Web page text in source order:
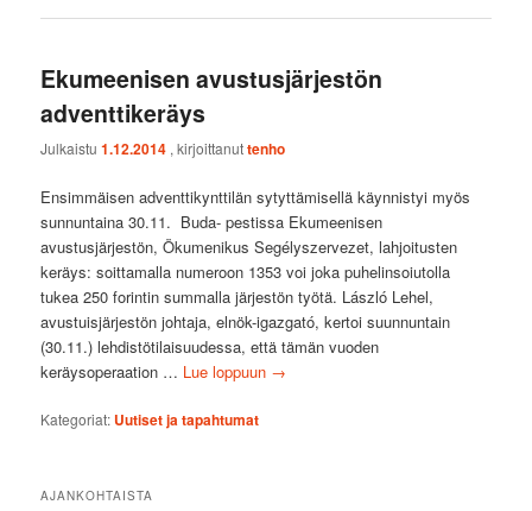
Ekumeenisen avustusjärjestön
adventtikeräys
Julkaistu1.12.2014 , kirjoittanuttenho
Ensimmäisen adventtikynttilän sytyttämisellä käynnistyi myös
sunnuntaina 30.11. Buda- pestissa Ekumeenisen
avustusjärjestön, Ökumenikus Segélyszervezet, lahjoitusten
keräys: soittamalla numeroon 1353 voi joka puhelinsoiutolla
tukea 250 forintin summalla järjestön työtä. László Lehel,
avustuisjärjestön johtaja, elnök-igazgató, kertoi suunnuntain
(30.11.) lehdistötilaisuudessa, että tämän vuoden
keräysoperaation … Lue loppuun →
Kategoriat: Uutiset ja tapahtumat
AJANKOHTAISTA